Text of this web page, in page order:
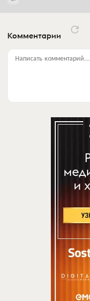
Комментарии
Написать комментарий...